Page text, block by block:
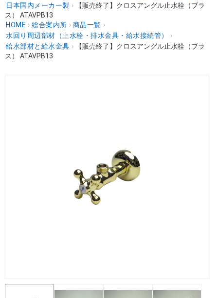
日本国内メーカー製 ›
【販売終了】クロスアングル止水栓（ブラ
ス） ATAVPB13
HOME › 総合案内所 › 商品一覧 ›
水回り周辺部材（止水栓・排水金具・給水接続管）
›
給水部材と給水金具 ›
【販売終了】クロスアングル止水栓（ブラ
ス） ATAVPB13